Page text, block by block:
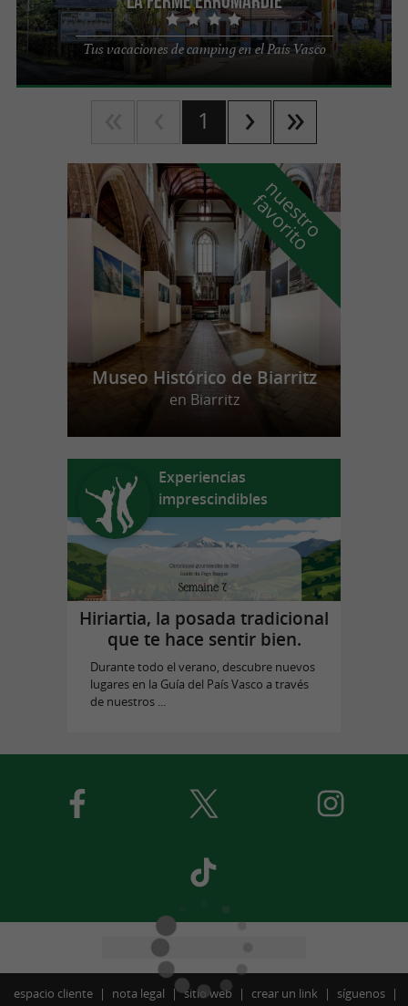
Tus vacaciones de camping en el País Vasco
1
n
u
e
s
t
r
o
f
a
v
o
r
i
t
o
Museo Histórico de Biarritz
en Biarritz
Experiencias
imprescindibles
Hiriartia, la posada tradicional
que te hace sentir bien.
Durante todo el verano, descubre nuevos
lugares en la Guía del País Vasco a través
de nuestros ...
espacio cliente nota legal sitio web crear un link síguenos